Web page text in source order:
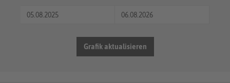
Grafik aktualisieren